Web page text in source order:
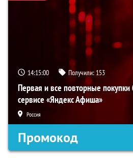
14:14:59 Получили: 153
Первая и все повторные
сервисе «Яндекс Афиша»
Россия
Промокод